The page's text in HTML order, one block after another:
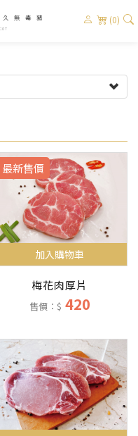
(0)
最新售價
加入購物車
梅花肉厚片
售價：$ 420